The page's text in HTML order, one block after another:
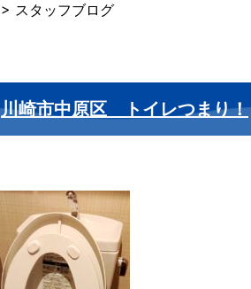
> スタッフブログ
川崎市中原区 トイレつまり！